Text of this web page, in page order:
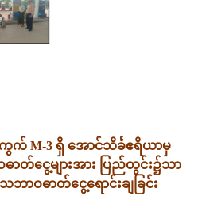
M-3 ရှိ အောင်သိင်္ခဧရိယာမှ
တ်ငွေ့များအား ပြည်တွင်း၌သာ
ဝဓာတ်ငွေ့ရောင်းချခြင်း